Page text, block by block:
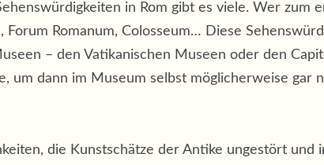
in Rom gibt es viele. Wer zum
Forum Romanum, Colosseum… Diese
– den Vatikanischen Museen oder den
um dann im Museum selbst möglicherweise gar
die Kunstschätze der Antike ungestört und